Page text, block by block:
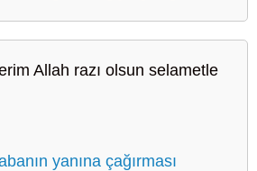
Allah razı olsun selametle
yanına çağırması